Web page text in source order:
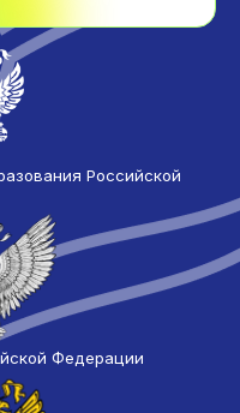
Российской
Федерации